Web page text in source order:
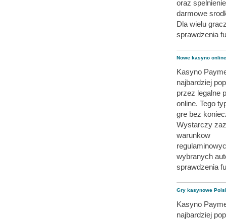
oraz
darmowe
Dla wielu
sprawdzenia
Nowe kasyno online
Kasyno
najbardziej
przez legalne
online. Tego
gre bez
Wystarczy
warunkow
wybranych
sprawdzenia
Gry kasynowe
Kasyno
najbardziej